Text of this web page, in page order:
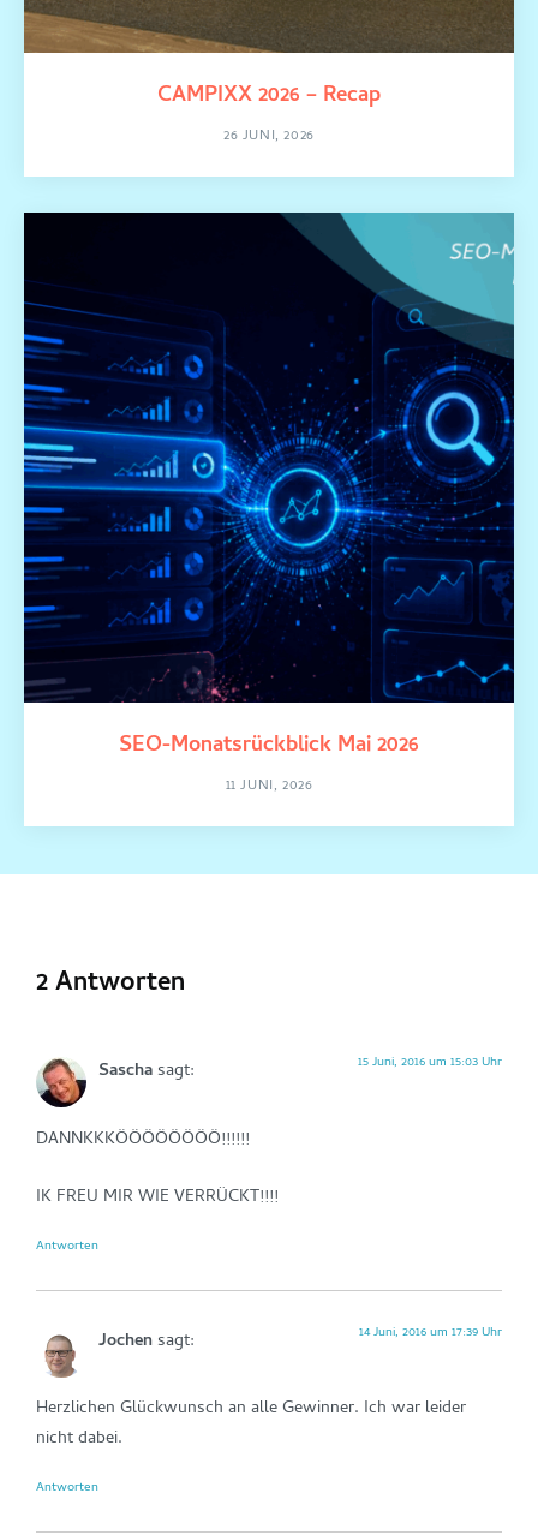
CAMPIXX 2026 – Recap
26 JUNI, 2026
SEO-Monatsrückblick Mai 2026
11 JUNI, 2026
2 Antworten
Saschasagt: 15 Juni, 2016 um 15:03 Uhr
DANNKKKÖÖÖÖÖÖÖÖ!!!!!!
IK FREU MIR WIE VERRÜCKT!!!!
Antworten
Jochensagt: 14 Juni, 2016 um 17:39 Uhr
Herzlichen Glückwunsch an alle Gewinner. Ich war leider
nicht dabei.
Antworten